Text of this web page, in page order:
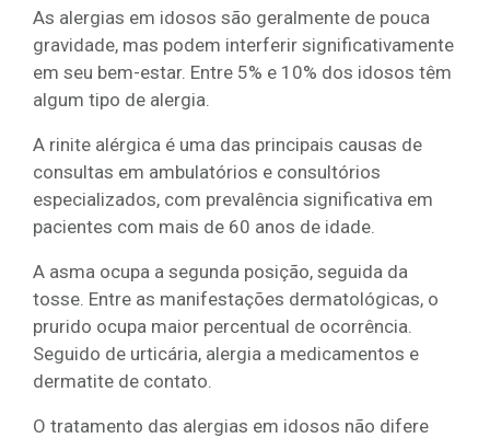
As alergias em idosos são geralmente de pouca
gravidade, mas podem interferir significativamente
em seu bem-estar. Entre 5% e 10% dos idosos têm
algum tipo de alergia.
A rinite alérgica é uma das principais causas de
consultas em ambulatórios e consultórios
especializados, com prevalência significativa em
pacientes com mais de 60 anos de idade.
A asma ocupa a segunda posição, seguida da
tosse. Entre as manifestações dermatológicas, o
prurido ocupa maior percentual de ocorrência.
Seguido de urticária, alergia a medicamentos e
dermatite de contato.
O tratamento das alergias em idosos não difere